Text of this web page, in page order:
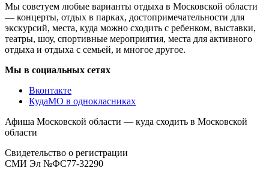
Мы советуем любые варианты отдыха в Московской области
— концерты, отдых в парках, достопримечательности для
экскурсий, места, куда можно сходить с ребенком, выставки,
театры, шоу, спортивные мероприятия, места для активного
отдыха и отдыха с семьей, и многое другое.
Мы в социальных сетях
Вконтакте
КудаМО в однокласниках
Афиша Московской области — куда сходить в Московской
области
Свидетельство о регистрации
СМИ Эл №ФС77-32290